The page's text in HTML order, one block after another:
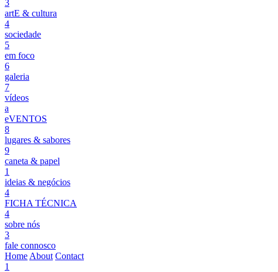
3
artE & cultura
4
sociedade
5
em foco
6
galeria
7
vídeos
a
eVENTOS
8
lugares & sabores
9
caneta & papel
1
ideias & negócios
4
FICHA TÉCNICA
4
sobre nós
3
fale connosco
Home About Contact
1